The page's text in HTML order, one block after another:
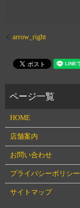
arrow_right
HOME
店舗案内
お問い合わせ
プライバシーポリシー
サイトマップ